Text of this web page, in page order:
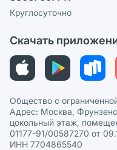
Политика рекомендаций
Этика и соответствие
Политика в отношении
Круглосуточно
Скачать
Общество с
Адрес: Москва,
цокольный этаж,
01177-91/00587270 от
ИНН 7704865540